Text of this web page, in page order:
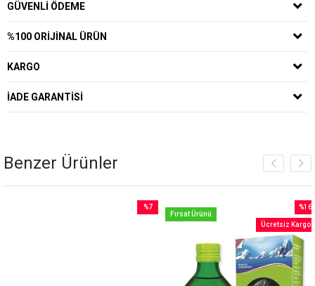
GÜVENLI ÖDEME
%100 ORIJINAL ÜRÜN
KARGO
İADE GARANTISI
Benzer Ürünler
%7
%16
İndirim
Ücretsiz Kargo
Fırsat Ürünü